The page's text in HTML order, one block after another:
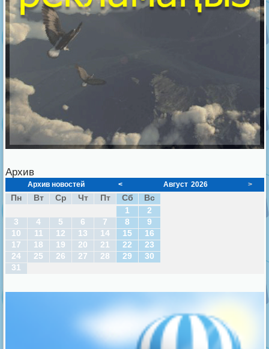
Архив
Архив новостей < Август 2026 >
Пн Вт Ср Чт Пт Сб
Вс
1
2
3
4 5 6 7 8
9
10
11 12 13 14 15
16
17
18 19 20 21 22
23
24
25 26 27 28 29
30
31